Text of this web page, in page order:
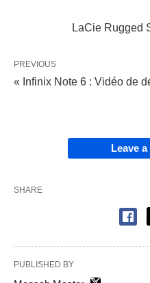
LaCie Rugged
PREVIOUS
« Infinix Note 6 : Vidéo de
Leave
SHARE
PUBLISHED BY